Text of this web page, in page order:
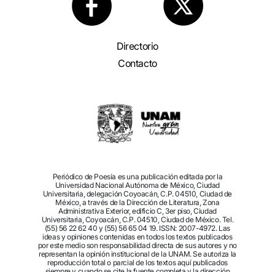
Directorio
Contacto
Periódico de Poesía es una publicación editada por la
Universidad Nacional Autónoma de México, Ciudad
Universitaria, delegación Coyoacán, C.P. 04510, Ciudad de
México, a través de la Dirección de Literatura, Zona
Administrativa Exterior, edificio C, 3er piso, Ciudad
Universitaria, Coyoacán, C.P. 04510, Ciudad de México. Tel.
(55) 56 22 62 40 y (55) 56 65 04 19. ISSN: 2007-4972. Las
ideas y opiniones contenidas en todos los textos publicados
por este medio son responsabilidad directa de sus autores y no
representan la opinión institucional de la UNAM. Se autoriza la
reproducción total o parcial de los textos aquí publicados